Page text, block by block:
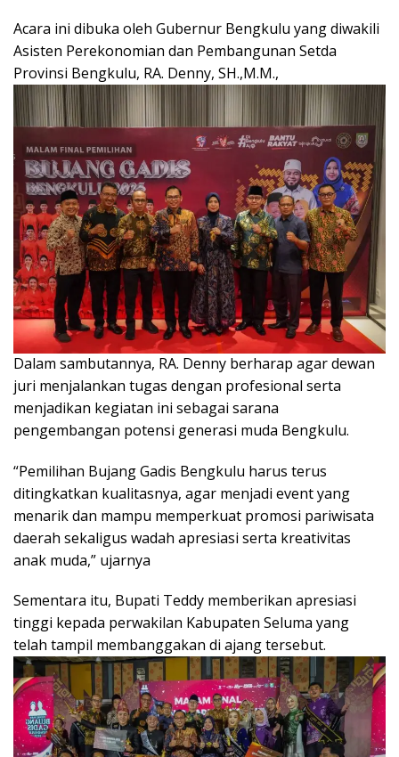
Acara ini dibuka oleh Gubernur Bengkulu yang diwakili
Asisten Perekonomian dan Pembangunan Setda
Provinsi Bengkulu, RA. Denny, SH.,M.M.,
Dalam sambutannya, RA. Denny berharap agar dewan
juri menjalankan tugas dengan profesional serta
menjadikan kegiatan ini sebagai sarana
pengembangan potensi generasi muda Bengkulu.
“Pemilihan Bujang Gadis Bengkulu harus terus
ditingkatkan kualitasnya, agar menjadi event yang
menarik dan mampu memperkuat promosi pariwisata
daerah sekaligus wadah apresiasi serta kreativitas
anak muda,” ujarnya
Sementara itu, Bupati Teddy memberikan apresiasi
tinggi kepada perwakilan Kabupaten Seluma yang
telah tampil membanggakan di ajang tersebut.